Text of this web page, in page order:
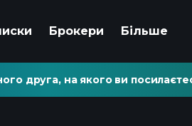
Брокери Більше
друга, на якого ви